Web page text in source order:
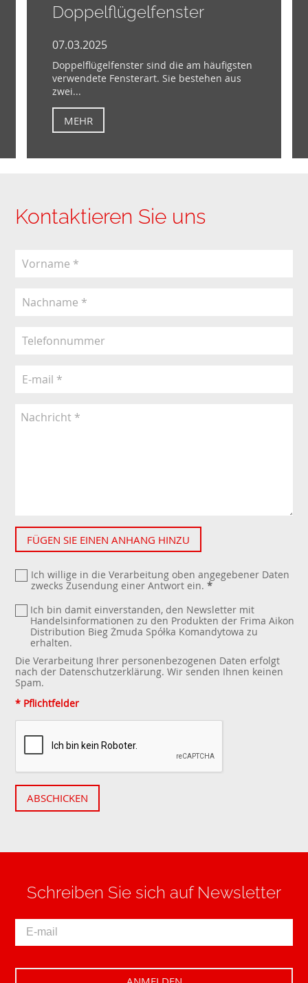
Doppelflügelfenster
07.03.2025
Doppelflügelfenster sind die am häufigsten
verwendete Fensterart. Sie bestehen aus
zwei...
MEHR
Kontaktieren Sie uns
FÜGEN SIE EINEN ANHANG HINZU
Ich willige in die Verarbeitung oben angegebener Daten
zwecks Zusendung einer Antwort ein. *
Ich bin damit einverstanden, den Newsletter mit
Handelsinformationen zu den Produkten der Frima Aikon
Distribution Bieg Żmuda Spółka Komandytowa zu
erhalten.
Die Verarbeitung Ihrer personenbezogenen Daten erfolgt
nach der Datenschutzerklärung. Wir senden Ihnen keinen
Spam.
* Pflichtfelder
ABSCHICKEN
Schreiben Sie sich auf Newsletter